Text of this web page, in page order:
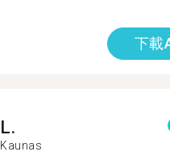
下載
L.
Kaunas